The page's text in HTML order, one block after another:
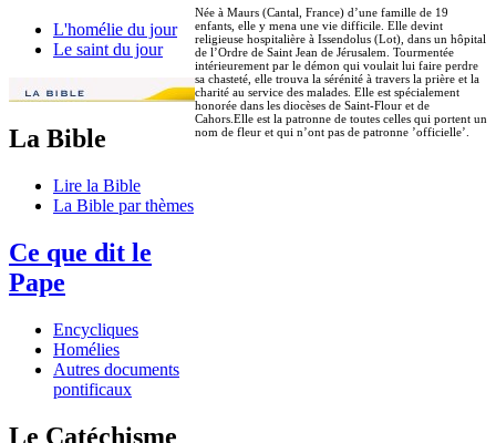
L'homélie du jour
Le saint du jour
La Bible
Lire la Bible
La Bible par thèmes
Ce que dit le
Pape
Encycliques
Homélies
Autres documents
pontificaux
Le Catéchisme
Née à Maurs (Cantal, France) d’une famille de 19
enfants, elle y mena une vie difficile. Elle devint
religieuse hospitalière à Issendolus (Lot), dans un hôpital
de l’Ordre de Saint Jean de Jérusalem. Tourmentée
intérieurement par le démon qui voulait lui faire perdre
sa chasteté, elle trouva la sérénité à travers la prière et la
charité au service des malades. Elle est spécialement
honorée dans les diocèses de Saint-Flour et de
Cahors.Elle est la patronne de toutes celles qui portent un
nom de fleur et qui n’ont pas de patronne ’officielle’.